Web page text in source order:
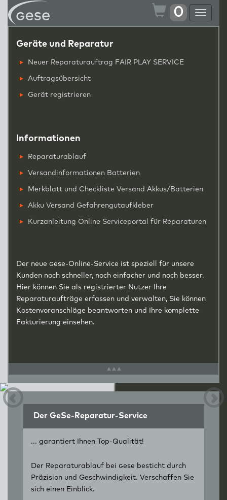
Toggle
0
Geräte und Reparatur
Neuer Reparaturauftrag FAIR PLAY SERVICE
Auftragsübersicht
Gerät registrieren
Informationen
Reparaturablauf
Versandinformationen Batterien
Merkblatt und Checkliste Versand Akkus/Batterien
Akku Versand Gefahrengutaufkleber
Kurzanleitung Online Serviceportal für Reparaturen
Der neue gese-Online-Service ist speziell für unsere
Kunden noch schneller, noch einfacher und noch besser.
Hier können Sie als registrierter Nutzer Ihre
Reparaturaufträge erfassen und verwalten, Sie können
Kostenvoranschläge beantworten und Ihre komplette
Fakturierung einsehen.
Der GeSe-Reparatur-Service
... garantiert Ihnen Top-Qualität!
Der Reparaturablauf bei gese besticht durch
Präzision und Geschwindigkeit. Verschaffen Sie
sich einen Einblick.